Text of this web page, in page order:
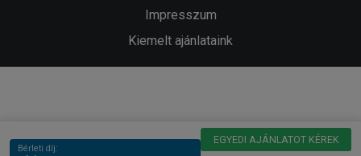
Bérleti díj:
EGYEDI AJÁNLATOT KÉREK
Impresszum
Kiemelt ajánlataink